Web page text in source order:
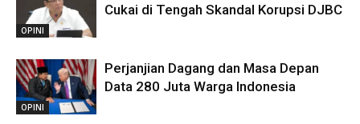
OPINI
Cukai di Tengah Skandal Korupsi DJBC
OPINI
Perjanjian Dagang dan Masa Depan
Data 280 Juta Warga Indonesia